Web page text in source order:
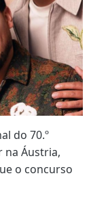
do 70.º
na Áustria,
o concurso